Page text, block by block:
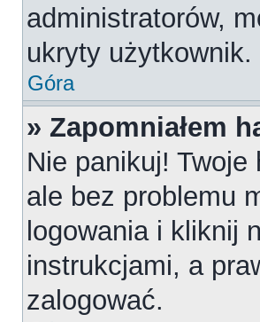
administratorów,
ukryty użytkownik.
Góra
» Zapomniałem
Nie panikuj!
ale bez problemu
logowania i kliknij
instrukcjami, a
zalogować.